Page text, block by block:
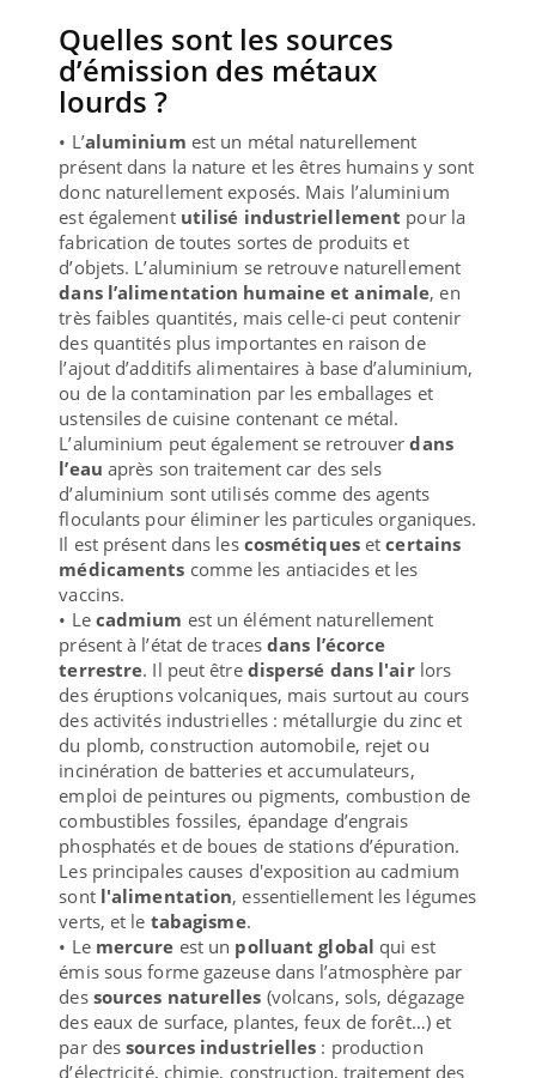
Quelles sont les sources
d’émission des métaux
lourds ?
• L’aluminium est un métal naturellement
présent dans la nature et les êtres humains y sont
donc naturellement exposés. Mais l’aluminium
est également utilisé industriellement pour la
fabrication de toutes sortes de produits et
d’objets. L’aluminium se retrouve naturellement
dans l’alimentation humaine et animale, en
très faibles quantités, mais celle-ci peut contenir
des quantités plus importantes en raison de
l’ajout d’additifs alimentaires à base d’aluminium,
ou de la contamination par les emballages et
ustensiles de cuisine contenant ce métal.
L’aluminium peut également se retrouverdans
l’eau après son traitement car des sels
d’aluminium sont utilisés comme des agents
floculants pour éliminer les particules organiques.
Il est présent dans les cosmétiquesetcertains
médicaments comme les antiacides et les
vaccins.
• Le cadmium est un élément naturellement
présent à l’état de tracesdans l’écorce
terrestre. Il peut être dispersé dans l'airlors
des éruptions volcaniques, mais surtout au cours
des activités industrielles : métallurgie du zinc et
du plomb, construction automobile, rejet ou
incinération de batteries et accumulateurs,
emploi de peintures ou pigments, combustion de
combustibles fossiles, épandage d’engrais
phosphatés et de boues de stations d’épuration.
Les principales causes d'exposition au cadmium
sont l'alimentation, essentiellement les légumes
verts, et le tabagisme.
• Le mercure est un polluant global qui est
émis sous forme gazeuse dans l’atmosphère par
des sources naturelles (volcans, sols, dégazage
des eaux de surface, plantes, feux de forêt…) et
par dessources industrielles : production
d’électricité, chimie, construction, traitement des